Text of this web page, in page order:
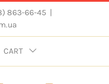
863-66-45 |
CART